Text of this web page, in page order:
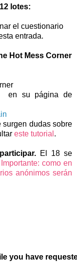
lotes:
el cuestionario
entrada.
Hot Mess Corner
en su página de
surgen dudas sobre
este tutorial .
articipar. El 18 se
Importante: como en
anónimos serán